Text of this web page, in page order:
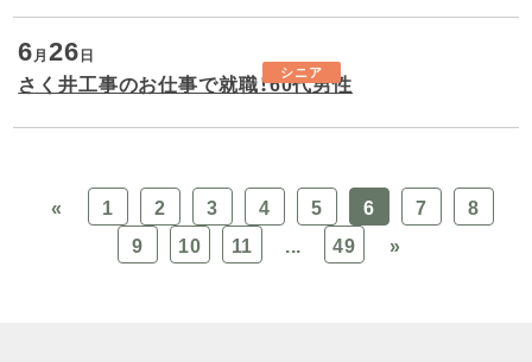
6月26日
さく井工事のお仕事で就職！60代男性
シニア
« 1 2 3 4 5 6 7
8
9
10 11 ... 49 »